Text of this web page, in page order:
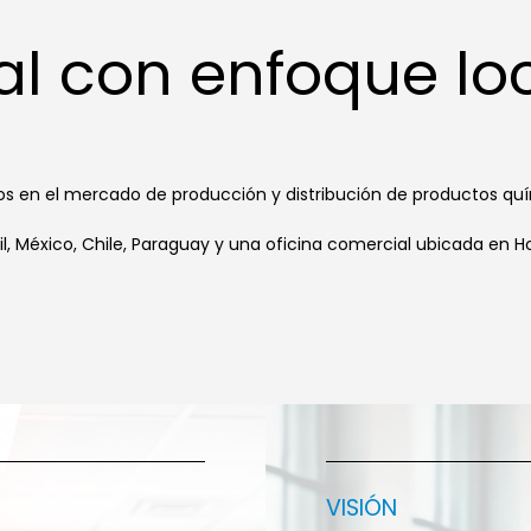
con enfoque
en el mercado de producción y distribución de productos
México, Chile, Paraguay y una oficina comercial ubicada en
VISIÓN